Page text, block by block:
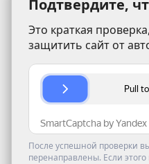
Подтвердите,
Это краткая
защитить сайт от
После успешной проверки
перенаправлены. Если